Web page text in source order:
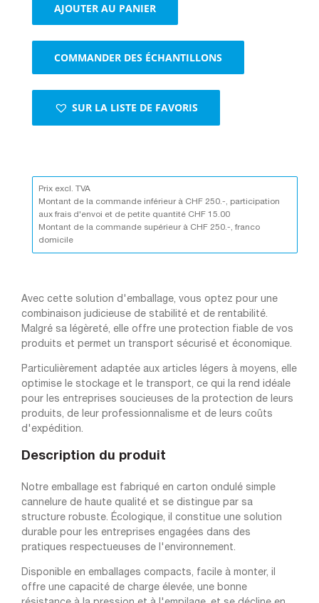
sans
fermeture
autocollante
brun
AJOUTER AU PANIER
COMMANDER DES ÉCHANTILLONS
SUR LA LISTE DE FAVORIS
Prix excl. TVA
Montant de la commande inférieur à CHF 250.-, participation
aux frais d'envoi et de petite quantité CHF 15.00
Montant de la commande supérieur à CHF 250.-, franco
domicile
Avec cette solution d'emballage, vous optez pour une
combinaison judicieuse de stabilité et de rentabilité.
Malgré sa légèreté, elle offre une protection fiable de vos
produits et permet un transport sécurisé et économique.
Particulièrement adaptée aux articles légers à moyens, elle
optimise le stockage et le transport, ce qui la rend idéale
pour les entreprises soucieuses de la protection de leurs
produits, de leur professionnalisme et de leurs coûts
d'expédition.
Description du produit
Notre emballage est fabriqué en carton ondulé simple
cannelure de haute qualité et se distingue par sa
structure robuste. Écologique, il constitue une solution
durable pour les entreprises engagées dans des
pratiques respectueuses de l'environnement.
Disponible en emballages compacts, facile à monter, il
offre une capacité de charge élevée, une bonne